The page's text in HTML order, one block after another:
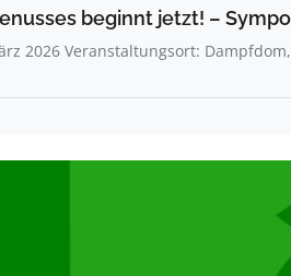
beginnt jetzt! –
2026 Veranstaltungsort: